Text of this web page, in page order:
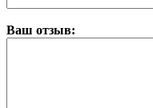
Ваш отзыв: